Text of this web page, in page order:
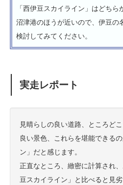
「西伊豆スカイライン」はどちら
沼津港のほうが近いので、伊豆の
検討してみてください。
実走レポート
見晴らしの良い道路、ところど
良い景色、これらを堪能できる
ン」だと感じます。
正直なところ、緻密に計算され
豆スカイライン」と比べると見